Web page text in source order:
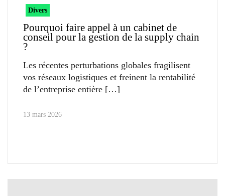
Divers
Pourquoi faire appel à un cabinet de
conseil pour la gestion de la supply chain
?
Les récentes perturbations globales fragilisent
vos réseaux logistiques et freinent la rentabilité
de l’entreprise entière
13 mars 2026